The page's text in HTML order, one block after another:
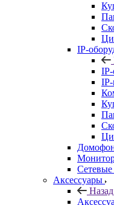
IP-
Аксессуары
Назад